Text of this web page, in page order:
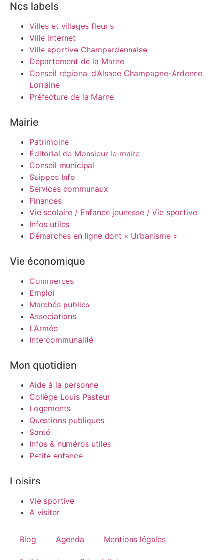
Nos labels
Villes et villages fleuris
Ville internet
Ville sportive Champardennaise
Département de la Marne
Conseil régional d’Alsace Champagne-Ardenne
Lorraine
Préfecture de la Marne
Mairie
Patrimoine
Éditorial de Monsieur le maire
Conseil municipal
Suippes Info
Services communaux
Finances
Vie scolaire / Enfance jeunesse / Vie sportive
Infos utiles
Démarches en ligne dont « Urbanisme »
Vie économique
Commerces
Emploi
Marchés publics
Associations
L’Armée
Intercommunalité
Mon quotidien
Aide à la personne
Collège Louis Pasteur
Logements
Questions publiques
Santé
Infos & numéros utiles
Petite enfance
Loisirs
Vie sportive
A visiter
Blog Agenda Mentions légales